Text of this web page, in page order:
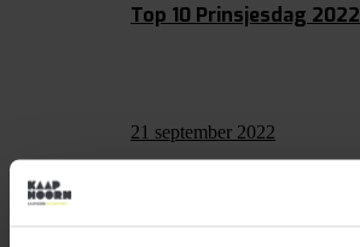
Top 10 Prinsjesdag 2022
21 september 2022